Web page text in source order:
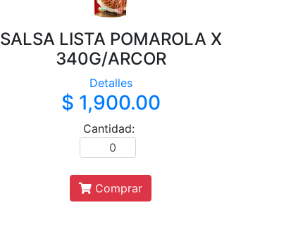
SALSA LISTA POMAROLA X
340G/ARCOR
Detalles
$ 1,900.00
Cantidad:
Comprar